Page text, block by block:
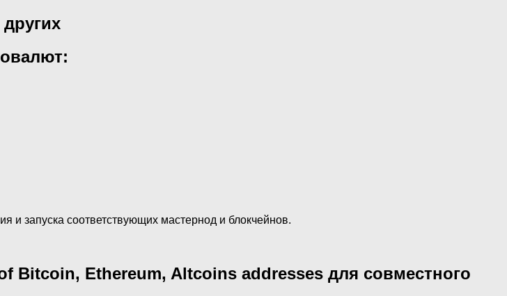
запуска соответствующих мастернод и блокчейнов.
Bitcoin, Ethereum, Altcoins addresses для совместного